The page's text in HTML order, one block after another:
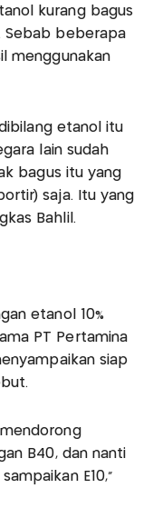
kurang bagus
Sebab beberapa
menggunakan
etanol itu
lain sudah
bagus itu yang
saja. Itu yang
Bahlil.
etanol 10%
PT Pertamina
siap
B40, dan nanti
E10,”